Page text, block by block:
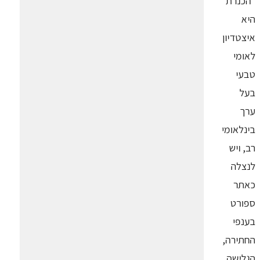
היא
איצטדיון
לאומי
טבעי
בעל
ערך
בינלאומי
רב, ויש
לנצלה
כאתר
ספורט
בענפי
החתירה,